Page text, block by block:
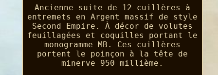
Ancienne suite de 12 cuillères à
entremets en Argent massif de style
Second Empire. À décor de volutes
feuillagées et coquilles portant le
monogramme MB. Ces cuillères
portent le poinçon à la tête de
minerve 950 millième.